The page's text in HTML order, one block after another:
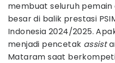
membuat seluruh pemain
besar di balik prestasi
Indonesia 2024/2025.
menjadi pencetak assist
Mataram saat